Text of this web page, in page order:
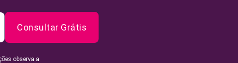
Consultar Grátis
observa a